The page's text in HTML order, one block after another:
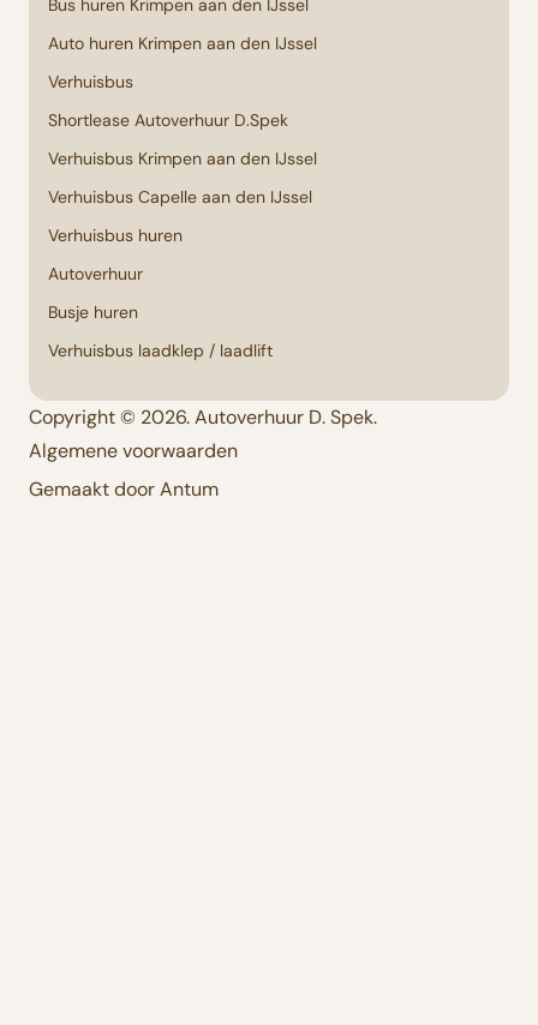
Bus huren Krimpen aan den IJssel
Auto huren Krimpen aan den IJssel
Verhuisbus
Shortlease Autoverhuur D.Spek
Verhuisbus Krimpen aan den IJssel
Verhuisbus Capelle aan den IJssel
Verhuisbus huren
Autoverhuur
Busje huren
Verhuisbus laadklep / laadlift
Copyright © 2026. Autoverhuur D. Spek.
Algemene voorwaarden
Gemaakt door Antum